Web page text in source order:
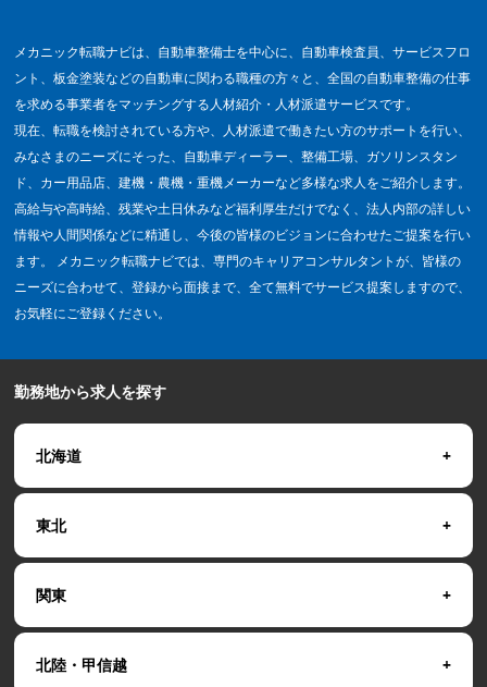
メカニック転職ナビは、自動車整備士を中心に、自動車検査員、サービスフロ
ント、板金塗装などの自動車に関わる職種の方々と、全国の自動車整備の仕事
を求める事業者をマッチングする人材紹介・人材派遣サービスです。
現在、転職を検討されている方や、人材派遣で働きたい方のサポートを行い、
みなさまのニーズにそった、自動車ディーラー、整備工場、ガソリンスタン
ド、カー用品店、建機・農機・重機メーカーなど多様な求人をご紹介します。
高給与や高時給、残業や土日休みなど福利厚生だけでなく、法人内部の詳しい
情報や人間関係などに精通し、今後の皆様のビジョンに合わせたご提案を行い
ます。 メカニック転職ナビでは、専門のキャリアコンサルタントが、皆様の
ニーズに合わせて、登録から面接まで、全て無料でサービス提案しますので、
お気軽にご登録ください。
勤務地から求人を探す
北海道
東北
関東
北陸・甲信越